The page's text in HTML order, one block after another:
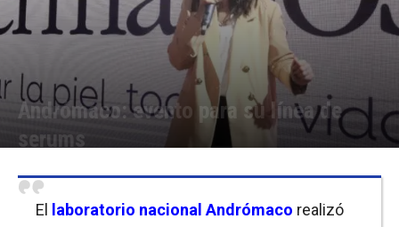
Andrómaco: evento para su línea de
serums
12/10/2023 15:30
El laboratorio nacional Andrómaco realizó